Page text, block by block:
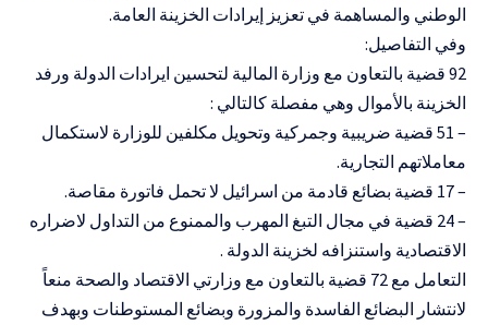
الوطني والمساهمة في تعزيز إيرادات الخزينة العامة.
وفي التفاصيل:
92 قضية بالتعاون مع وزارة المالية لتحسين ايرادات الدولة ورفد
الخزينة بالأموال وهي مفصلة كالتالي :
– 51 قضية ضريبية وجمركية وتحويل مكلفين للوزارة لاستكمال
معاملاتهم التجارية.
– 17 قضية بضائع قادمة من اسرائيل لا تحمل فاتورة مقاصة.
– 24 قضية في مجال التبغ المهرب والممنوع من التداول لاضراره
الاقتصادية واستنزافه لخزينة الدولة .
التعامل مع 72 قضية بالتعاون مع وزارتي الاقتصاد والصحة منعاً
لانتشار البضائع الفاسدة والمزورة وبضائع المستوطنات وبهدف